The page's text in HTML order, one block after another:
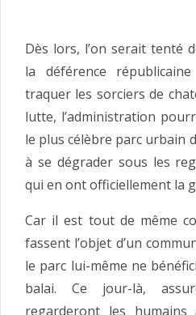
Dès lors, l’on serait tenté
la déférence
traquer les sorciers de
lutte, l’administration
le plus célèbre parc urbain
à se dégrader sous les
qui en ont officiellement la
Car il est tout de même
fassent l’objet d’un
le parc lui-même ne
balai. Ce jour-là,
regarderont les humains